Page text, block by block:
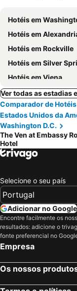
Hotéis em
Hotéis em
Hotéis em Rockville
Hotéis em Silver
Hotéis em Viena
Ver todas as estadias
Comparador de Hotéis
Estados Unidos da
Washington D.C.
The Ven at Embassy
Hotel
Selecione o seu país
Adicionar no Google
Encontre facilmente os
resultados: adicione o
fonte preferencial no
Empresa
Os nossos